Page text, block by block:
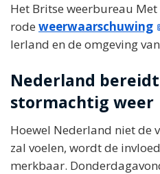
Het Britse weerbureau
rode weerwaarschuwing
Ierland en de omgeving
Nederland
stormachtig weer
Hoewel Nederland niet de
zal voelen, wordt de
merkbaar.